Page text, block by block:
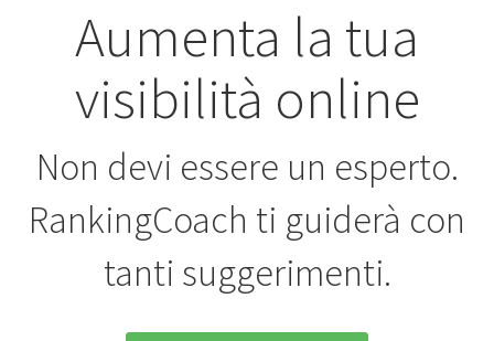
Aumenta la tua
visibilità online
Non devi essere un esperto.
RankingCoach ti guiderà con
tanti suggerimenti.